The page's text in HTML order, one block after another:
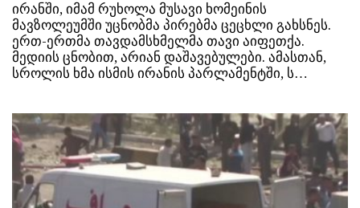
ირანში, იმამ რუხოლა მუსავი ხომეინის
მავზოლეუმში უცნობმა პირებმა ცეცხლი გახსნეს.
ერთ-ერთმა თავდამსხმელმა თავი აიფეთქა.
მედიის ცნობით, არიან დაშავებულები. ამასთან,
სროლის ხმა ისმის ირანის პარლამენტში, ს…